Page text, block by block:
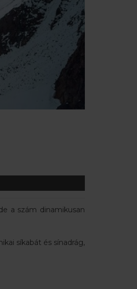
a szám dinamikusan
síkabát és sínadrág,